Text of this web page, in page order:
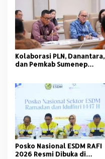
Kolaborasi PLN, Danantara,
dan Pemkab Sumenep
Posko Nasional ESDM RAFI
2026 Resmi Dibuka di